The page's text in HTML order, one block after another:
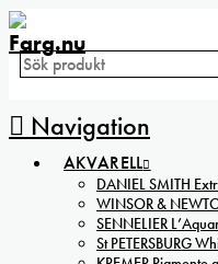
Navigation
AKVARELL
DANIEL SMITH
WINSOR &
SENNELIER
St PETERSBURG